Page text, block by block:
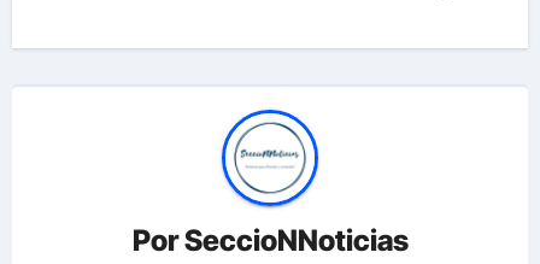
PorSeccioNNoticias